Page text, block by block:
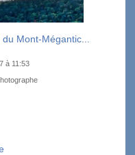
Mont-Mégantic...
à 11:53